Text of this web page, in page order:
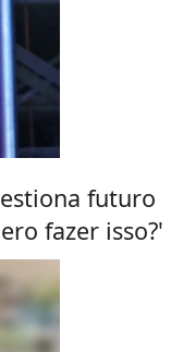
futuro
fazer isso?'